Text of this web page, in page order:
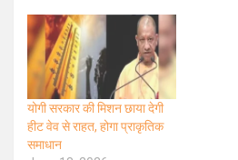
योगी सरकार की मिशन छाया देगी
हीट वेव से राहत, होगा प्राकृतिक
समाधान